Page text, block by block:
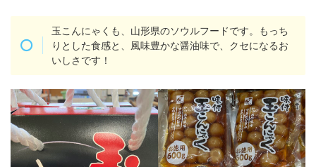
玉こんにゃくも、山形県のソウルフードです。もっち
りとした食感と、風味豊かな醤油味で、クセになるお
いしさです！